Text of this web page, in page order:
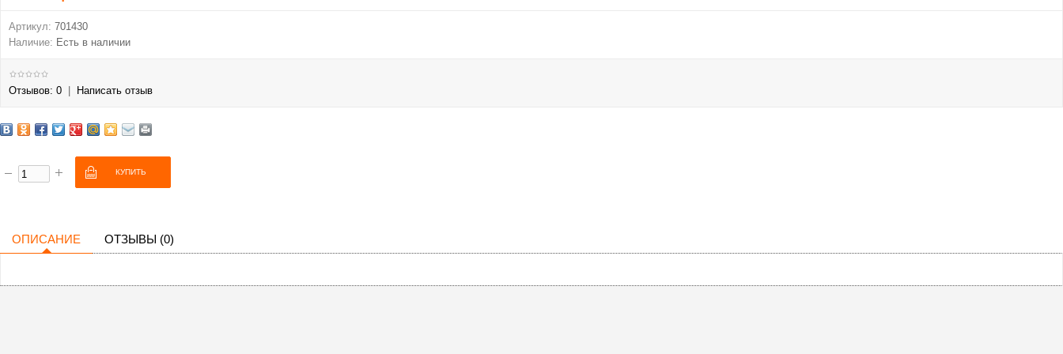
Артикул: 701430
Наличие: Есть в наличии
Отзывов: 0 Написать отзыв
ОПИСАНИЕ ОТЗЫВЫ (0)